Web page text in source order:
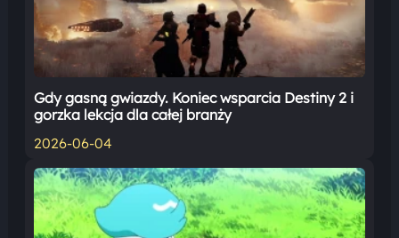
Gdy gasną gwiazdy. Koniec wsparcia Destiny 2 i
gorzka lekcja dla całej branży
2026-06-04